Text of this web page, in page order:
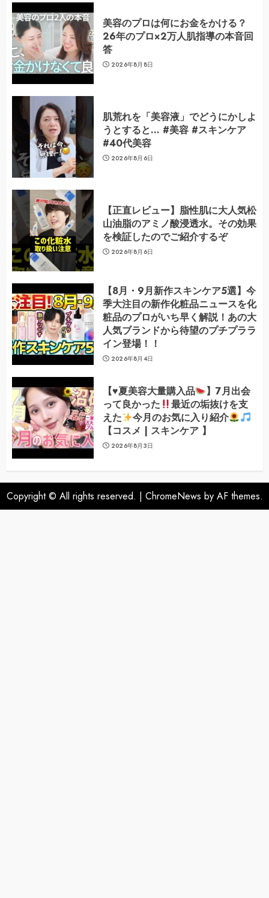
美容のプロは何にお金をかける？
26年のプロ×2万人肌指導の本音回
答
2026年8月8日
肌荒れを「美容液」でどうにかしよ
うとすると… #美容 #スキンケア
#40代美容
2026年8月6日
【正直レビュー】脂性肌に大人気松
山油脂のアミノ酸浸透水。その効果
を検証したのでご紹介するぞ
2026年8月6日
【8月・9月新作スキンケア5選】今
季大注目の新作化粧品ニュースを化
粧品のプロがいち早く解説！あの大
人気ブランドから待望のプチプララ
イン登場！！
2026年8月4日
【♥️夏美容大量購入品
】7月出会
って良かった
最近の垢抜けを支
えた
今月のお気に入り紹介
【コスメ | スキンケア 】
2026年8月3日
Copyright © All rights reserved. | ChromeNews by AF themes.